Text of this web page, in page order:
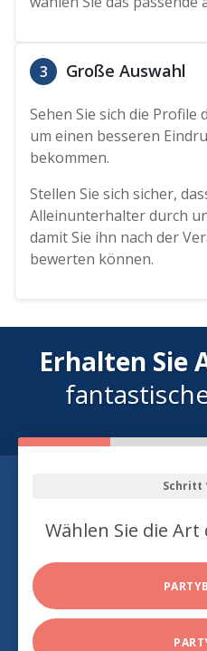
3 Große Auswahl
Sehen Sie sich die
um einen besseren
bekommen.
Stellen Sie sich sicher,
Alleinunterhalter durch
damit Sie ihn nach der
bewerten können.
Erhalten Sie
Schritt
Wählen Sie die